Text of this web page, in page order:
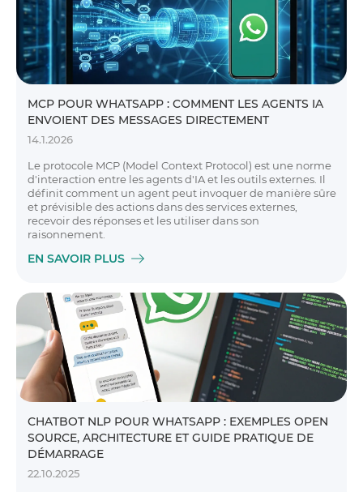
MCP POUR WHATSAPP : COMMENT LES AGENTS IA
ENVOIENT DES MESSAGES DIRECTEMENT
14.1.2026
Le protocole MCP (Model Context Protocol) est une norme
d'interaction entre les agents d'IA et les outils externes. Il
définit comment un agent peut invoquer de manière sûre
et prévisible des actions dans des services externes,
recevoir des réponses et les utiliser dans son
raisonnement.
EN SAVOIR PLUS
CHATBOT NLP POUR WHATSAPP : EXEMPLES OPEN
SOURCE, ARCHITECTURE ET GUIDE PRATIQUE DE
DÉMARRAGE
22.10.2025